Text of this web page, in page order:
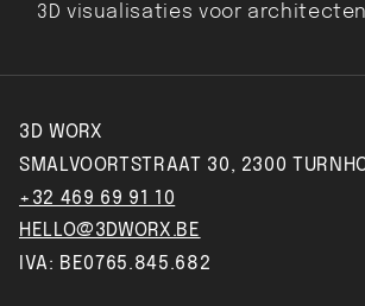
3D visualisaties voor architecten
3D WORX
SMALVOORTSTRAAT 30, 2300
+32 469 69 91 10
HELLO@3DWORX.BE
IVA: BE0765.845.682